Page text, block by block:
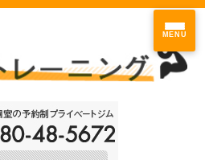
MENU